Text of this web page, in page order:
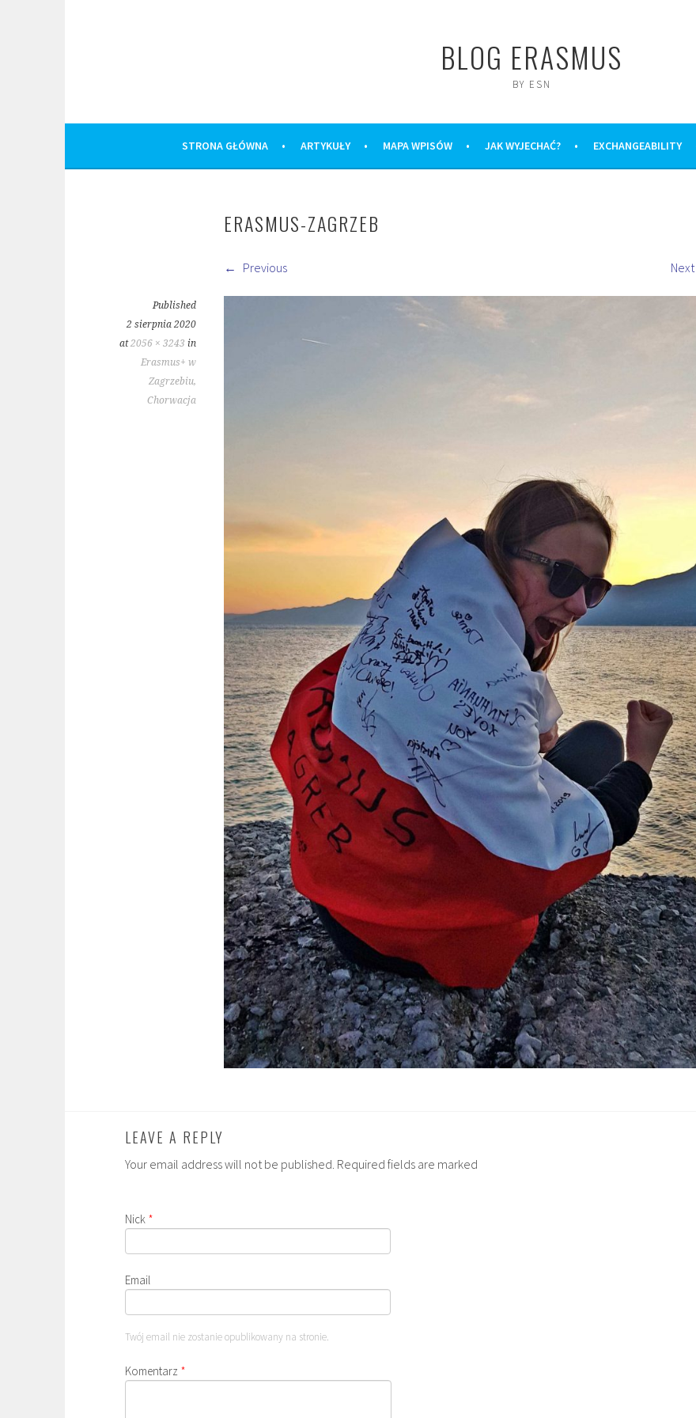
BLOG ERASMUS
BY ESN
STRONA GŁÓWNA ARTYKUŁY MAPA WPISÓW JAK WYJECHAĆ? EXCHANGEABILITY
ERASMUS-ZAGRZEB
Previous Next
Published
2 sierpnia 2020
at2056 × 3243 in
Erasmus+ w
Zagrzebiu,
Chorwacja
LEAVE A REPLY
Your email address will not be published. Required fields are marked
Nick *
Email
Twój email nie zostanie opublikowany na stronie.
Komentarz *